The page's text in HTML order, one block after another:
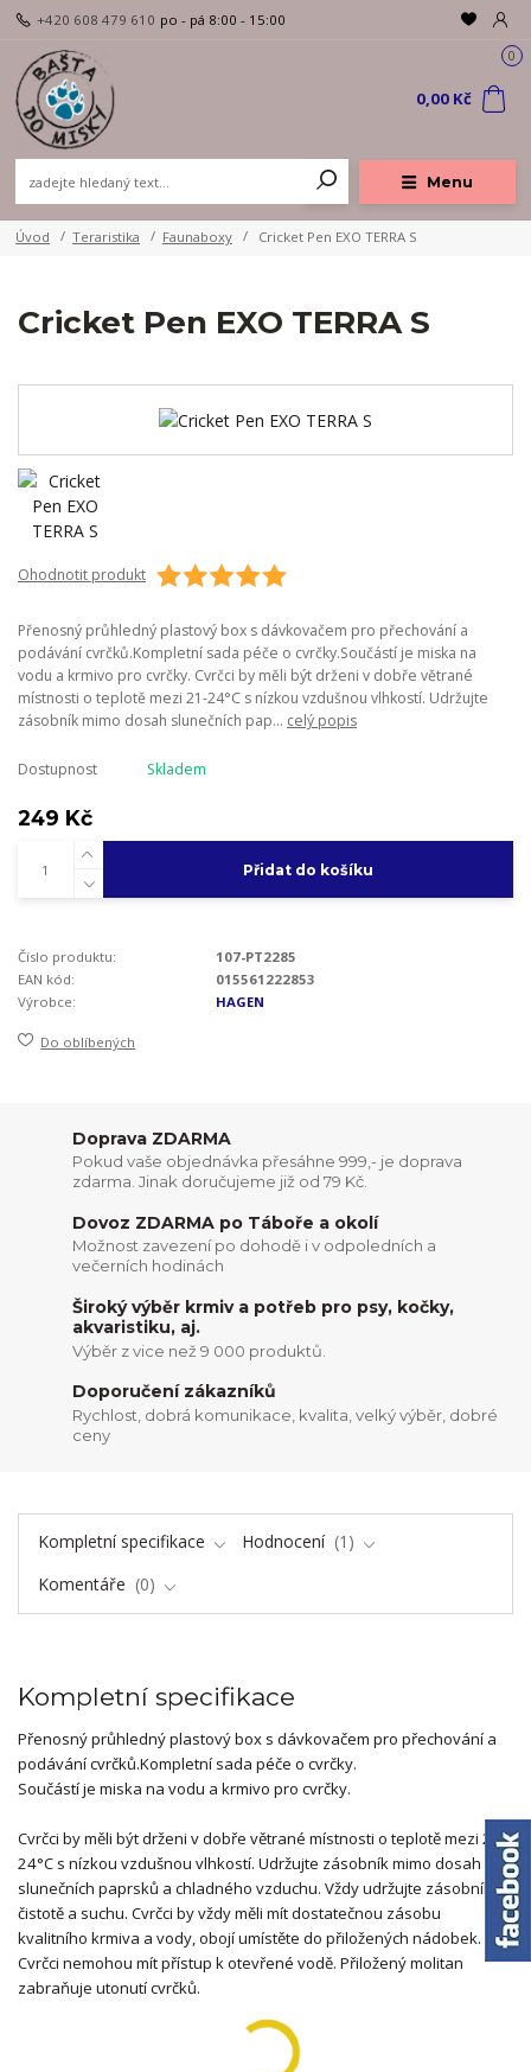
Menu
+420 608 479 610 po - pá 8:00 - 15:00
0
0,00 Kč
Úvod Teraristika Faunaboxy Cricket Pen EXO TERRA S
Cricket Pen EXO TERRA S
Ohodnotit produkt
Přenosný průhledný plastový box s dávkovačem pro přechování a
podávání cvrčků.Kompletní sada péče o cvrčky.Součástí je miska na
vodu a krmivo pro cvrčky. Cvrčci by měli být drženi v dobře větrané
místnosti o teplotě mezi 21-24°C s nízkou vzdušnou vlhkostí. Udržujte
zásobník mimo dosah slunečních pap... celý popis
Dostupnost Skladem
249 Kč
Přidat do košíku
Číslo produktu:
107-PT2285
EAN kód:
015561222853
Výrobce:
HAGEN
Do oblíbených
Doprava ZDARMA
Pokud vaše objednávka přesáhne 999,- je doprava
zdarma. Jinak doručujeme již od 79 Kč.
Dovoz ZDARMA po Táboře a okolí
Možnost zavezení po dohodě i v odpoledních a
večerních hodinách
Široký výběr krmiv a potřeb pro psy, kočky,
akvaristiku, aj.
Výběr z vice než 9 000 produktů.
Doporučení zákazníků
Rychlost, dobrá komunikace, kvalita, velký výběr, dobré
ceny
Kompletní specifikace Hodnocení
1
Komentáře
0
Kompletní specifikace
Přenosný průhledný plastový box s dávkovačem pro přechování a
podávání cvrčků.Kompletní sada péče o cvrčky.
Součástí je miska na vodu a krmivo pro cvrčky.
Cvrčci by měli být drženi v dobře větrané místnosti o teplotě mezi 21-
24°C s nízkou vzdušnou vlhkostí. Udržujte zásobník mimo dosah
slunečních paprsků a chladného vzduchu. Vždy udržujte zásobník v
čistotě a suchu. Cvrčci by vždy měli mít dostatečnou zásobu
kvalitního krmiva a vody, obojí umístěte do přiložených nádobek.
Cvrčci nemohou mít přístup k otevřené vodě. Přiložený molitan
zabraňuje utonutí cvrčků.